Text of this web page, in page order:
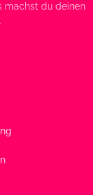
machst du deinen